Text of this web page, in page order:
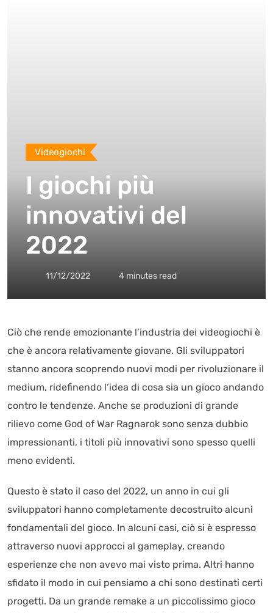
Videogiochi
I giochi più
innovativi del
2022
11/12/2022 4 minutes read
Ciò che rende emozionante l’industria dei videogiochi è
che è ancora relativamente giovane. Gli sviluppatori
stanno ancora scoprendo nuovi modi per rivoluzionare il
medium, ridefinendo l’idea di cosa sia un gioco andando
contro le tendenze. Anche se produzioni di grande
rilievo come God of War Ragnarok sono senza dubbio
impressionanti, i titoli più innovativi sono spesso quelli
meno evidenti.
Questo è stato il caso del 2022, un anno in cui gli
sviluppatori hanno completamente decostruito alcuni
fondamentali del gioco. In alcuni casi, ciò si è espresso
attraverso nuovi approcci al gameplay, creando
esperienze che non avevo mai visto prima. Altri hanno
sfidato il modo in cui pensiamo a chi sono destinati certi
progetti. Da un grande remake a un piccolissimo gioco